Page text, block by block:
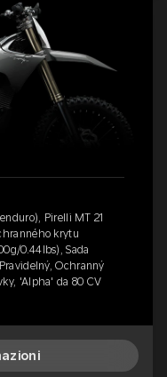
Pirelli MT 21
krytu
0.44lbs), Sada
Ochranný
'Alpha' da 80 CV